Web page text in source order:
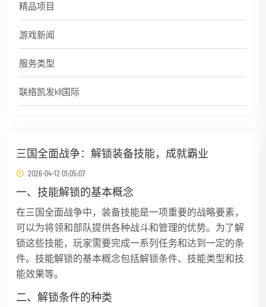
精品项目
游戏新闻
服务类型
联络凯发k8国际
三国全面战争：解锁装备技能，成就霸业
2026-04-12 01:05:07
一、技能解锁的基本概念
在三国全面战争中，装备技能是一项重要的战略要素，
可以为将领和部队提供各种战斗和管理的优势。为了解
锁这些技能，玩家需要完成一系列任务和达到一定的条
件。技能解锁的基本概念包括解锁条件、技能类型和技
能效果等。
二、解锁条件的种类